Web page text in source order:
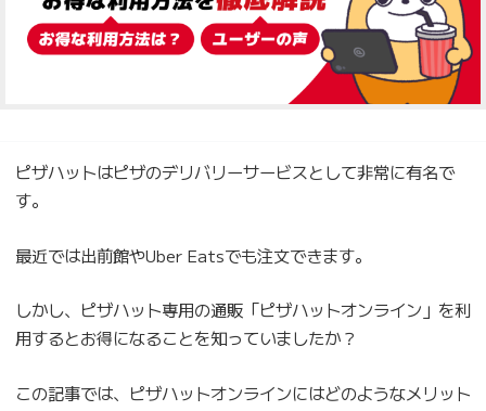
ピザハットはピザのデリバリーサービスとして非常に有名で
す。
最近では出前館やUber Eatsでも注文できます。
しかし、ピザハット専用の通販「ピザハットオンライン」を利
用するとお得になることを知っていましたか？
この記事では、ピザハットオンラインにはどのようなメリット